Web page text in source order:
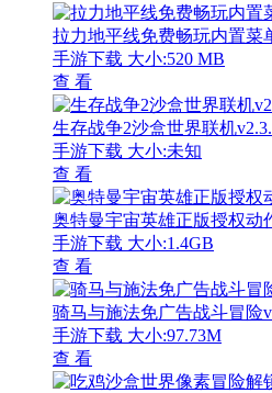
拉力地平线免费畅玩内置菜
手游下载 大小:520 MB
查 看
生存战争2沙盒世界联机
手游下载 大小:未知
查 看
奥特曼宇宙英雄正版授权动
手游下载 大小:1.4GB
查 看
骑马与施法免广告战斗冒险
手游下载 大小:97.73M
查 看